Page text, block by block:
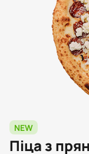
NEW
Піца з